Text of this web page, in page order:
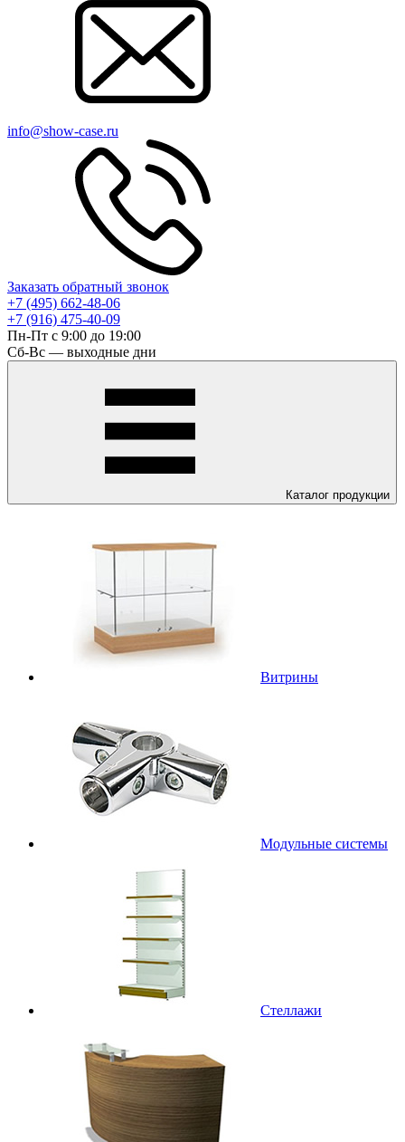
info@show-case.ru
Заказать обратный звонок
+7 (495) 662-48-06
+7 (916) 475-40-09
Пн-Пт с 9:00 до 19:00
Сб-Вс — выходные дни
Каталог продукции
Витрины
Модульные системы
Стеллажи